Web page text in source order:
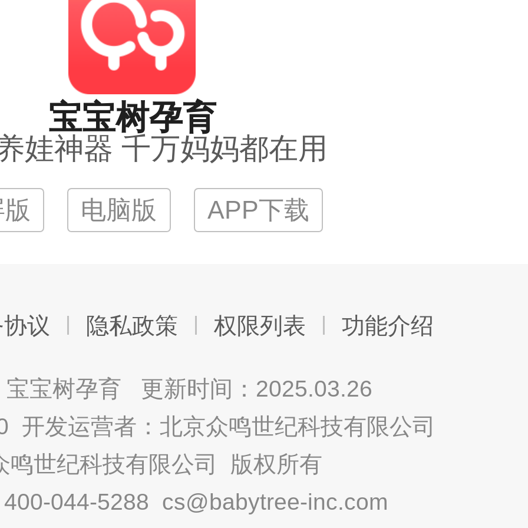
宝宝树孕育
娃神器 千万妈妈都在用
电脑版 APP下载
议 隐私政策 权限列表 功能介绍
宝宝树孕育 更新时间：2025.03.26
开发运营者：北京众鸣世纪科技有限公司
鸣世纪科技有限公司 版权所有
044-5288 cs@babytree-inc.com